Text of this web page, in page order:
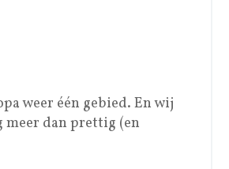
weer één gebied. En wij
meer dan prettig (en